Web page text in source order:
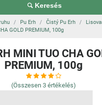
Keresés
Pu Erh Čistý Pu Erh
GOLD PREMIUM, 100g
MINI TUO CHA
PREMIUM, 100g
(Összesen 3 értékelés)